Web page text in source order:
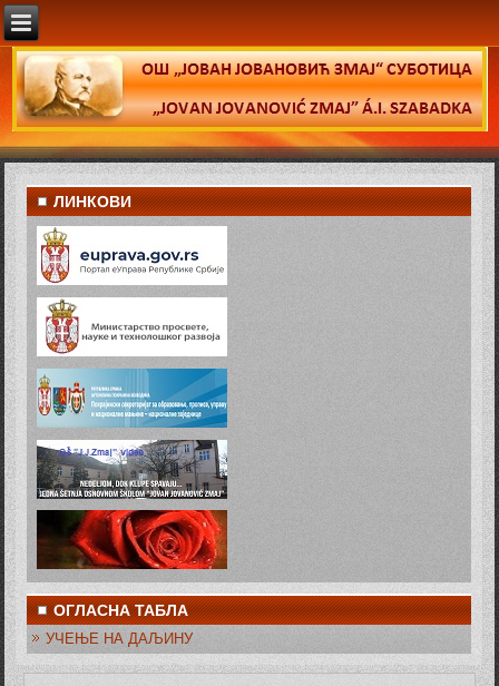
ЛИНКОВИ
ОГЛАСНА ТАБЛА
УЧЕЊЕ НА ДАЉИНУ